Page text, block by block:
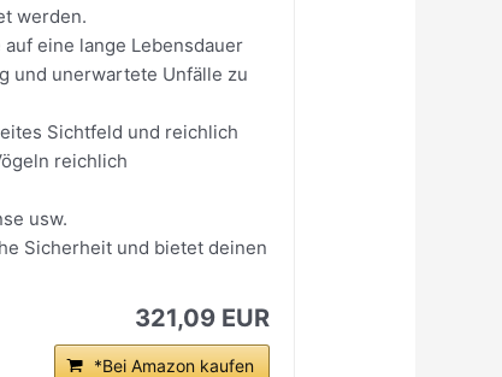
werden.
eine lange Lebensdauer
und unerwartete Unfälle zu
Sichtfeld und reichlich
reichlich
usw.
Sicherheit und bietet deinen
321,09 EUR
*Bei Amazon kaufen